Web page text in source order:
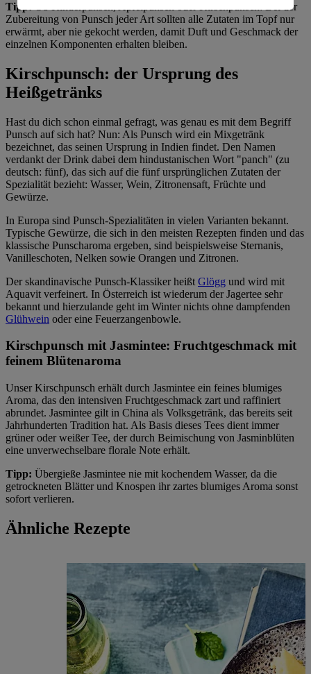
Tipp:
Ob Kinderpunsch, Apfelpunsch oder Kirschpunsch: Bei der
Zubereitung von Punsch jeder Art sollten alle Zutaten im Topf nur
erwärmt, aber nie gekocht werden, damit Duft und Geschmack der
einzelnen Komponenten erhalten bleiben.
Kirschpunsch: der Ursprung des
Heißgetränks
Hast du dich schon einmal gefragt, was genau es mit dem Begriff
Punsch auf sich hat? Nun: Als Punsch wird ein Mixgetränk
bezeichnet, das seinen Ursprung in Indien findet. Den Namen
verdankt der Drink dabei dem hindustanischen Wort "panch" (zu
deutsch: fünf), das sich auf die fünf ursprünglichen Zutaten der
Spezialität bezieht: Wasser, Wein, Zitronensaft, Früchte und
Gewürze.
In Europa sind Punsch-Spezialitäten in vielen Varianten bekannt.
Typische Gewürze, die sich in den meisten Rezepten finden und das
klassische Punscharoma ergeben, sind beispielsweise Sternanis,
Vanilleschoten, Nelken sowie Orangen und Zitronen.
Der skandinavische Punsch-Klassiker heißt Glögg und wird mit
Aquavit verfeinert. In Österreich ist wiederum der Jagertee sehr
bekannt und hierzulande geht im Winter nichts ohne dampfenden
Glühwein oder eine Feuerzangenbowle.
Kirschpunsch mit Jasmintee: Fruchtgeschmack mit
feinem Blütenaroma
Unser Kirschpunsch erhält durch Jasmintee ein feines blumiges
Aroma, das den intensiven Fruchtgeschmack zart und raffiniert
abrundet. Jasmintee gilt in China als Volksgetränk, das bereits seit
Jahrhunderten Tradition hat. Als Basis dieses Tees dient immer
grüner oder weißer Tee, der durch Beimischung von Jasminblüten
eine unverwechselbare florale Note erhält.
Tipp: Übergieße Jasmintee nie mit kochendem Wasser, da die
getrockneten Blätter und Knospen ihr zartes blumiges Aroma sonst
sofort verlieren.
Ähnliche Rezepte
Informationen zum Herausgeber der Seite findest du
imImpressum